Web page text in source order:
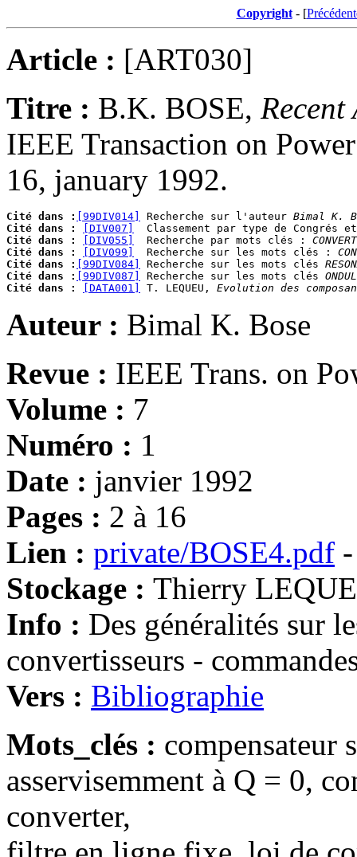
Copyright- [
Article : [ART030]
Titre : B.K. BOSE,
IEEE Transaction on
16, january 1992.
Cité dans : [99DIV014] Recherche sur l'auteur Bimal K.
Cité dans :
[DIV007]
Cité dans :
[DIV055]
  Recherche par mots clés :
Cité dans :
[DIV099]
  Recherche sur les mots clés :
Cité dans :
[99DIV084] Recherche sur les mots clés
Cité dans :
[99DIV087] Recherche sur les mots clés
Cité dans :
[DATA001] T. LEQUEU, Evolution des
Auteur : Bimal K. Bose
Revue : IEEE Trans. on
Volume : 7
Numéro : 1
Date : janvier 1992
Pages : 2 à 16
Lien : private/BOSE4.pdf
Stockage : Thierry
Info : Des généralités sur
convertisseurs -
Vers : Bibliographie
Mots_clés : compensateur
asservisemment à Q = 0,
converter,